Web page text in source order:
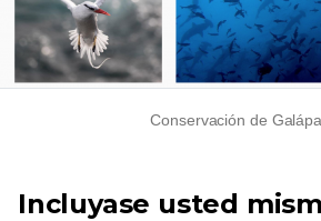
Conservación de
Incluyase usted